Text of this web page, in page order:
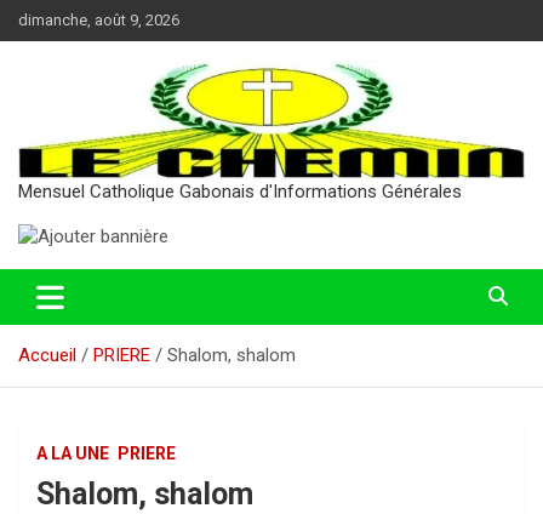
Aller
au
dimanche, août 9, 2026
Mensuel Catholique Gabonais d'Informations Générales
Accueil PRIERE Shalom, shalom
A LA UNE PRIERE
Shalom, shalom